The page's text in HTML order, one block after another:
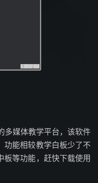
多媒体教学平台，该软件
功能相较教学白板少了不
板等功能，赶快下载使用